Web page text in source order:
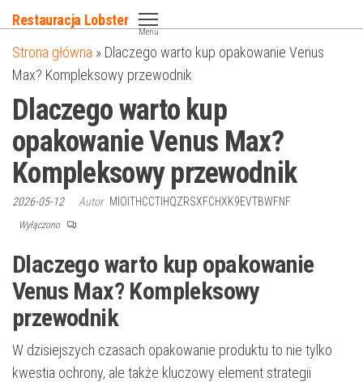
do
treści
Restauracja Lobster
Menu
Strona główna » Dlaczego warto kup opakowanie Venus
Max? Kompleksowy przewodnik
Dlaczego warto kup
opakowanie Venus Max?
Kompleksowy przewodnik
2026-05-12 Autor MIOITHCCTIHQZRSXFCHXK9EVTBWFNF
Wyłączono
Dlaczego warto kup opakowanie
Venus Max? Kompleksowy
przewodnik
W dzisiejszych czasach opakowanie produktu to nie tylko
kwestia ochrony, ale także kluczowy element strategii